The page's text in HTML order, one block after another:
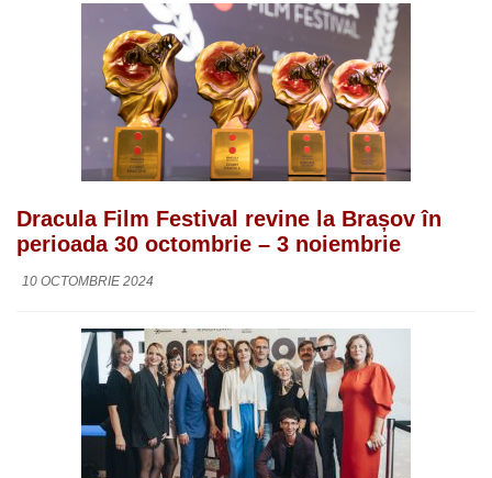
Dracula Film Festival revine la Brașov în
perioada 30 octombrie – 3 noiembrie
10 OCTOMBRIE 2024